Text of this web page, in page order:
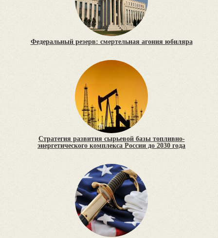
Федеральный резерв: смертельная агония юбиляра
Стратегия развития сырьевой базы топливно-
энергетического комплекса России до 2030 года